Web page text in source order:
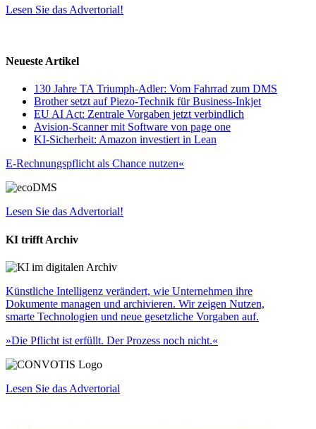
Lesen Sie das Advertorial!
Neueste Artikel
130 Jahre TA Triumph-Adler: Vom Fahrrad zum DMS
Brother setzt auf Piezo-Technik für Business-Inkjet
EU AI Act: Zentrale Vorgaben jetzt verbindlich
Avision-Scanner mit Software von page one
KI-Sicherheit: Amazon investiert in Lean
E-Rechnungspflicht als Chance nutzen«
Lesen Sie das Advertorial!
KI trifft Archiv
Künstliche Intelligenz verändert, wie Unternehmen ihre
Dokumente managen und archivieren. Wir zeigen Nutzen,
smarte Technologien und neue gesetzliche Vorgaben auf.
»Die Pflicht ist erfüllt. Der Prozess noch nicht.«
Lesen Sie das Advertorial